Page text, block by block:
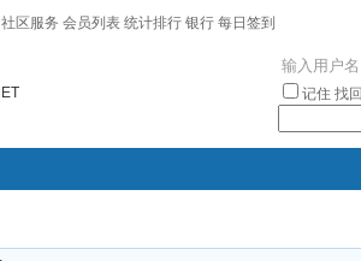
社区服务 会员列表 统计排行 银行 每日签到
记住 找